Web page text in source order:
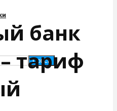
Поиск
банк
тариф